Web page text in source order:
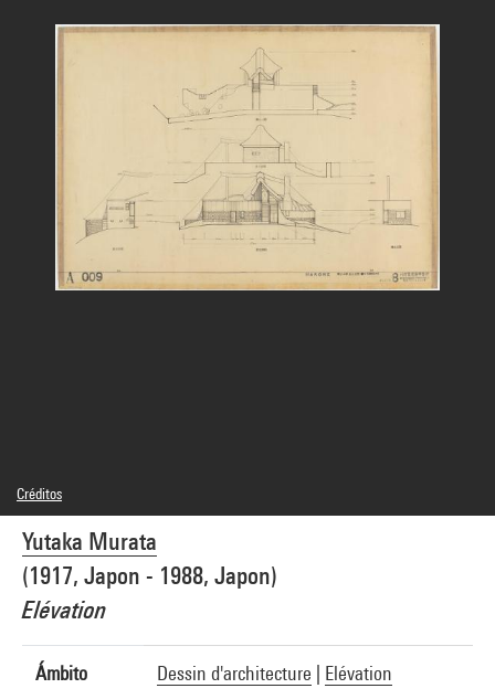
Yutaka Murata
(1917, Japon - 1988, Japon)
Elévation
Ámbito Dessin d'architecture Elévation
Créditos
© Yutaka Murata
Créditos fotográficos : Centre Pompidou, MNAM-CCI/Audrey Laurans/Dist.
GrandPalaisRmn
Referencia de la imagen : 4N29199
Difusión de la imagen :